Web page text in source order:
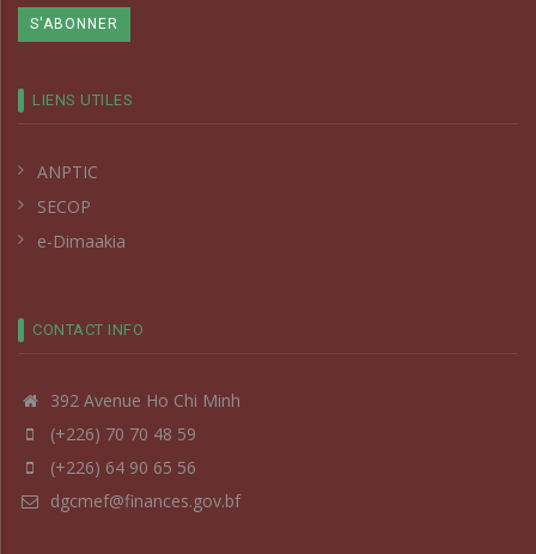
LIENS UTILES
ANPTIC
SECOP
e-Dimaakia
CONTACT INFO
392 Avenue Ho Chi Minh
(+226) 70 70 48 59
(+226) 64 90 65 56
dgcmef@finances.gov.bf